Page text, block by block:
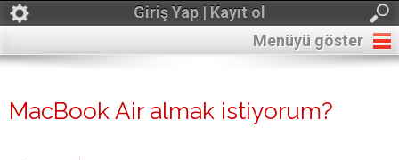
Giriş Yap | Kayıt ol
Menüyü göster
MacBook Air almak istiyorum?